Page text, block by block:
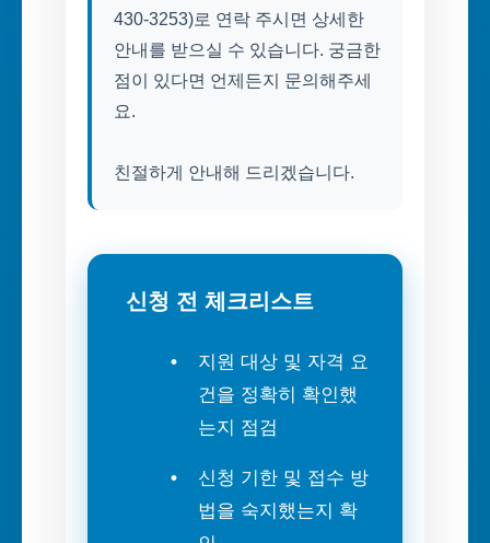
430-3253)로 연락 주시면 상세한
안내를 받으실 수 있습니다. 궁금한
점이 있다면 언제든지 문의해주세
요.
친절하게 안내해 드리겠습니다.
신청 전 체크리스트
지원 대상 및 자격 요
건을 정확히 확인했
는지 점검
신청 기한 및 접수 방
법을 숙지했는지 확